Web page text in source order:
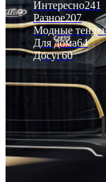
Интересно241
Разное207
Модные
Для дома64
Досуг60